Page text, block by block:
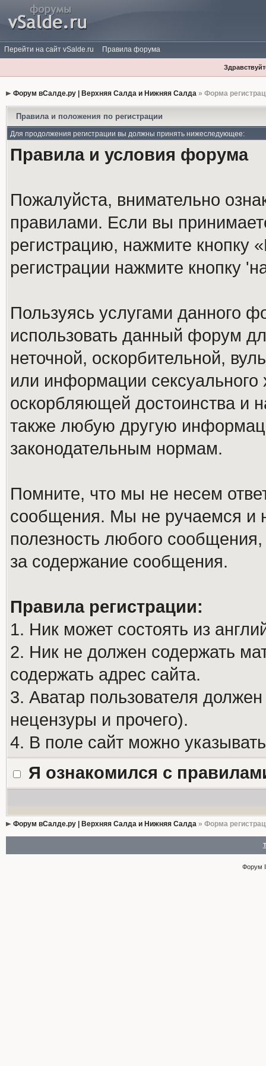
Перейти на сайт vSalde.ru Правила форума
Форум вСалде.ру | Верхняя Салда и Нижняя Салда» Форма
Правила и положения по регистрации
Для продолжения регистрации вы должны принять нижеследующее:
Правила и условия форума
Пожалуйста, внимательно
правилами. Если вы
регистрацию, нажмите кнопку
регистрации нажмите кнопку
Пользуясь услугами данного
использовать данный форум
неточной, оскорбительной,
или информации
оскорбляющей достоинства и
также любую другую
законодательным нормам.
Помните, что мы не несем
сообщения. Мы не ручаемся и
полезность любого
за содержание сообщения.
Правила регистрации:
1. Ник может состоять из
2. Ник не должен содержать
содержать адрес сайта.
3. Аватар пользователя
нецензуры и прочего).
4. В поле сайт можно
Я ознакомился с
Форум вСалде.ру | Верхняя Салда и Нижняя Салда» Форма
Форум